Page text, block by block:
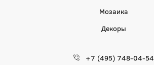
Мозаика
Декоры
+7 (495) 748-04-54